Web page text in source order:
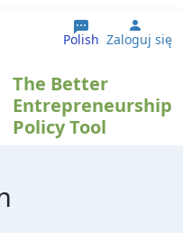
Polish User
Zaloguj się
The Better
Entrepreneurship
Policy Tool